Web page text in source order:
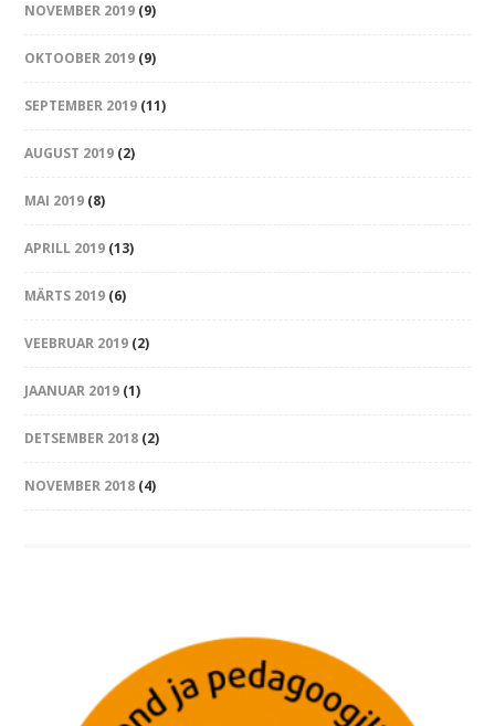
NOVEMBER 2019 (9)
OKTOOBER 2019 (9)
SEPTEMBER 2019 (11)
AUGUST 2019 (2)
MAI 2019 (8)
APRILL 2019 (13)
MÄRTS 2019 (6)
VEEBRUAR 2019 (2)
JAANUAR 2019 (1)
DETSEMBER 2018 (2)
NOVEMBER 2018 (4)